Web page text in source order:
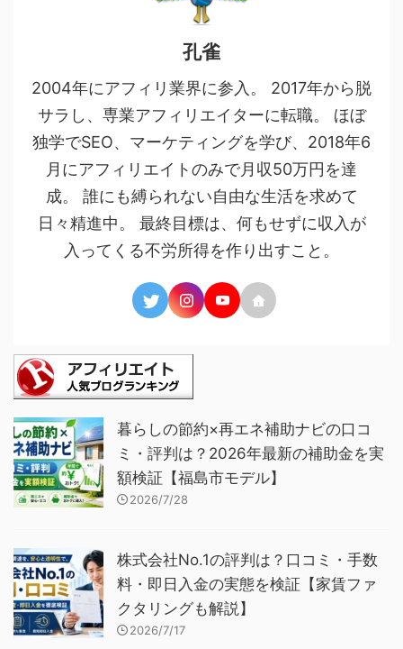
孔雀
2004年にアフィリ業界に参入。 2017年から脱
サラし、専業アフィリエイターに転職。 ほぼ
独学でSEO、マーケティングを学び、2018年6
月にアフィリエイトのみで月収50万円を達
成。 誰にも縛られない自由な生活を求めて
日々精進中。 最終目標は、何もせずに収入が
入ってくる不労所得を作り出すこと。
暮らしの節約×再エネ補助ナビの口コ
ミ・評判は？2026年最新の補助金を実
額検証【福島市モデル】
2026/7/28
株式会社No.1の評判は？口コミ・手数
料・即日入金の実態を検証【家賃ファ
クタリングも解説】
2026/7/17